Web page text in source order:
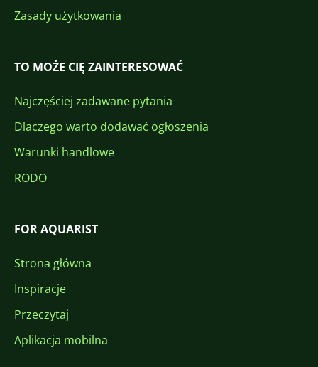
Zasady użytkowania
TO MOŻE CIĘ ZAINTERESOWAĆ
Najczęściej zadawane pytania
Dlaczego warto dodawać ogłoszenia
Warunki handlowe
RODO
FOR AQUARIST
Strona główna
Inspiracje
Przeczytaj
Aplikacja mobilna